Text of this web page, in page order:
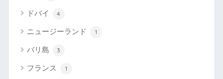
ドバイ 4
ニュージーランド 1
バリ島 3
フランス 1